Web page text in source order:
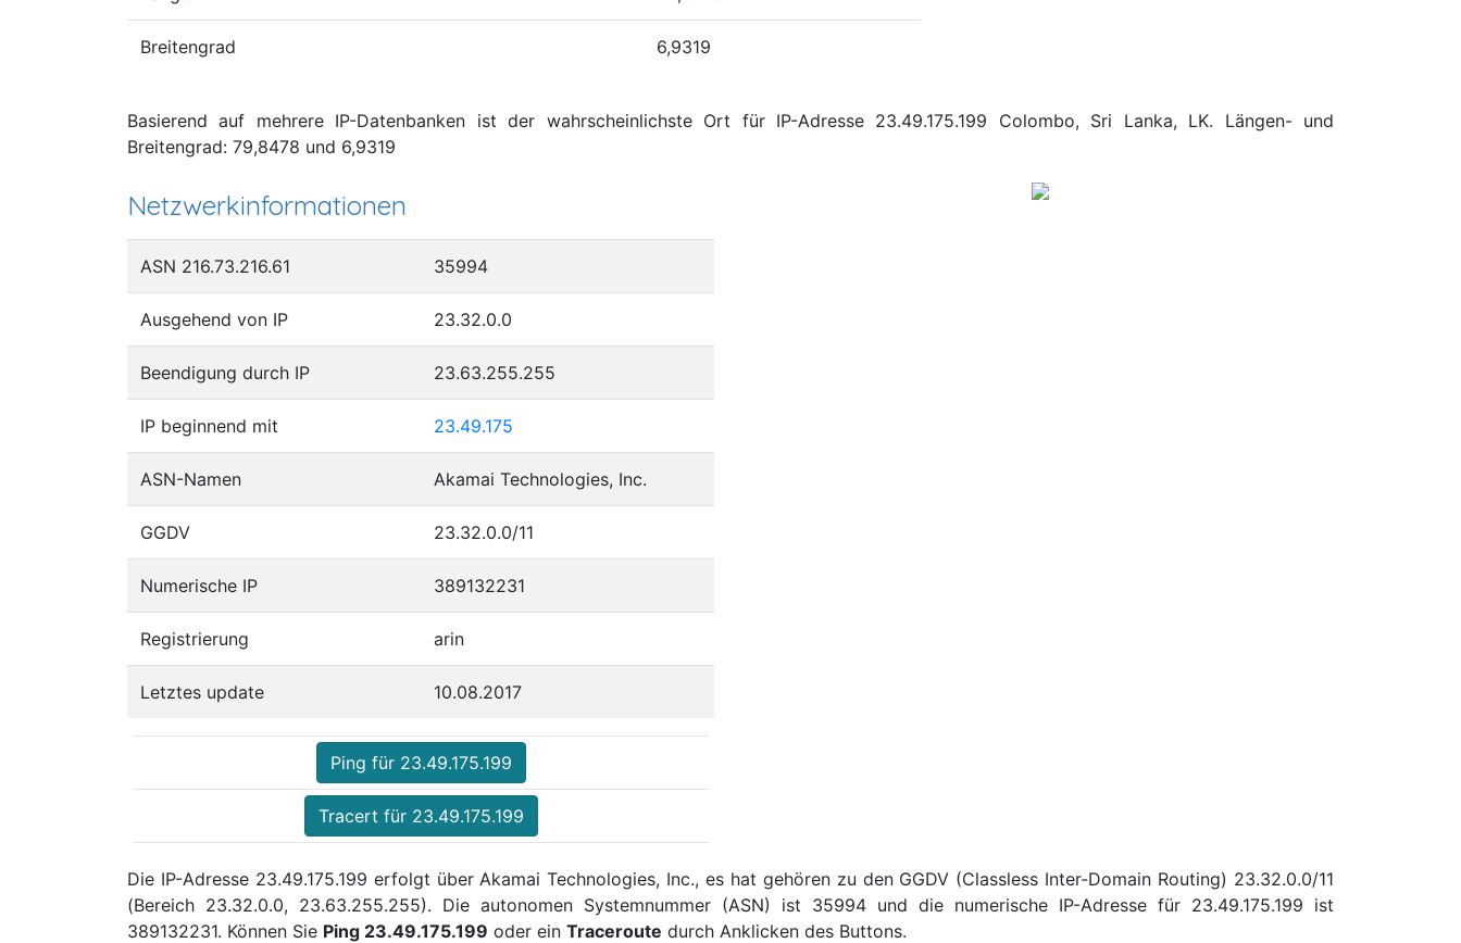
Breitengrad 6,9319
Basierend auf mehrere IP-Datenbanken ist der wahrscheinlichste Ort für IP-Adresse 23.49.175.199 Colombo, Sri Lanka, LK. Längen- und
Breitengrad: 79,8478 und 6,9319
Netzwerkinformationen
ASN 216.73.216.61 35994
Ausgehend von IP 23.32.0.0
Beendigung durch IP 23.63.255.255
IP beginnend mit 23.49.175
ASN-Namen Akamai Technologies, Inc.
GGDV 23.32.0.0/11
Numerische IP 389132231
Registrierung arin
Letztes update 10.08.2017
Ping für 23.49.175.199
Tracert für 23.49.175.199
Die IP-Adresse 23.49.175.199 erfolgt über Akamai Technologies, Inc., es hat gehören zu den GGDV (Classless Inter-Domain Routing) 23.32.0.0/11
(Bereich 23.32.0.0, 23.63.255.255). Die autonomen Systemnummer (ASN) ist 35994 und die numerische IP-Adresse für 23.49.175.199 ist
389132231. Können Sie Ping 23.49.175.199 oder ein Traceroute durch Anklicken des Buttons.